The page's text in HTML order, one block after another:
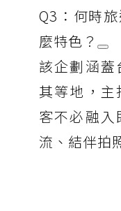
Q3：何時
麼特色？
該企劃涵
其等地，
客不必融入
流、結伴拍